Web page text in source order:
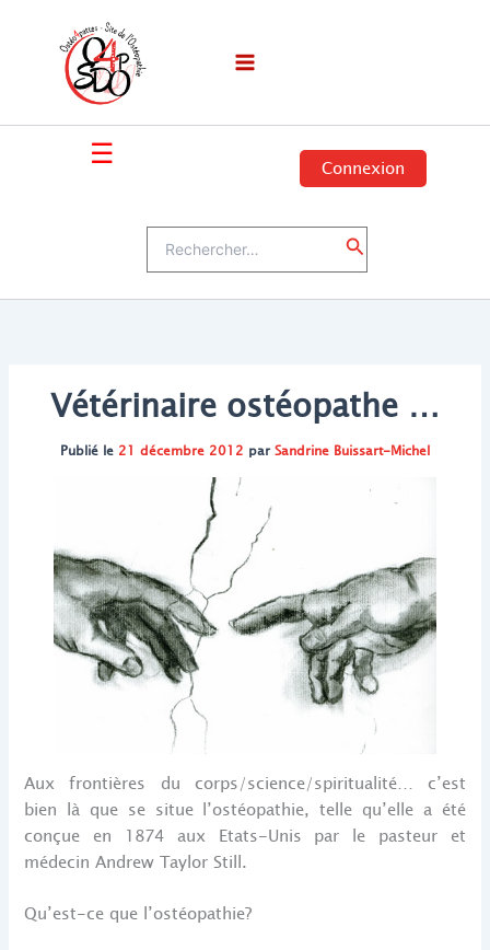
☰ Connexion
Rechercher
Vétérinaire ostéopathe …
Publié le 21 décembre 2012 parSandrine Buissart-Michel
Aux frontières du corps/science/spiritualité… c’est
bien là que se situe l’ostéopathie, telle qu’elle a été
conçue en 1874 aux Etats-Unis par le pasteur et
médecin Andrew Taylor Still.
Qu’est-ce que l’ostéopathie?